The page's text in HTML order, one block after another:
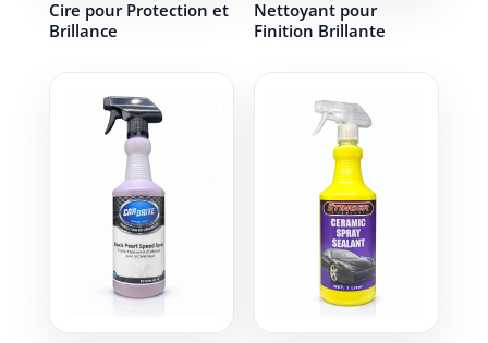
Cire pour Protection et
Brillance
Nettoyant pour
Finition Brillante